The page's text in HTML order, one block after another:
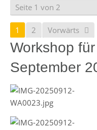
Seite 1 von 2
1 2 Vorwärts
Workshop
September